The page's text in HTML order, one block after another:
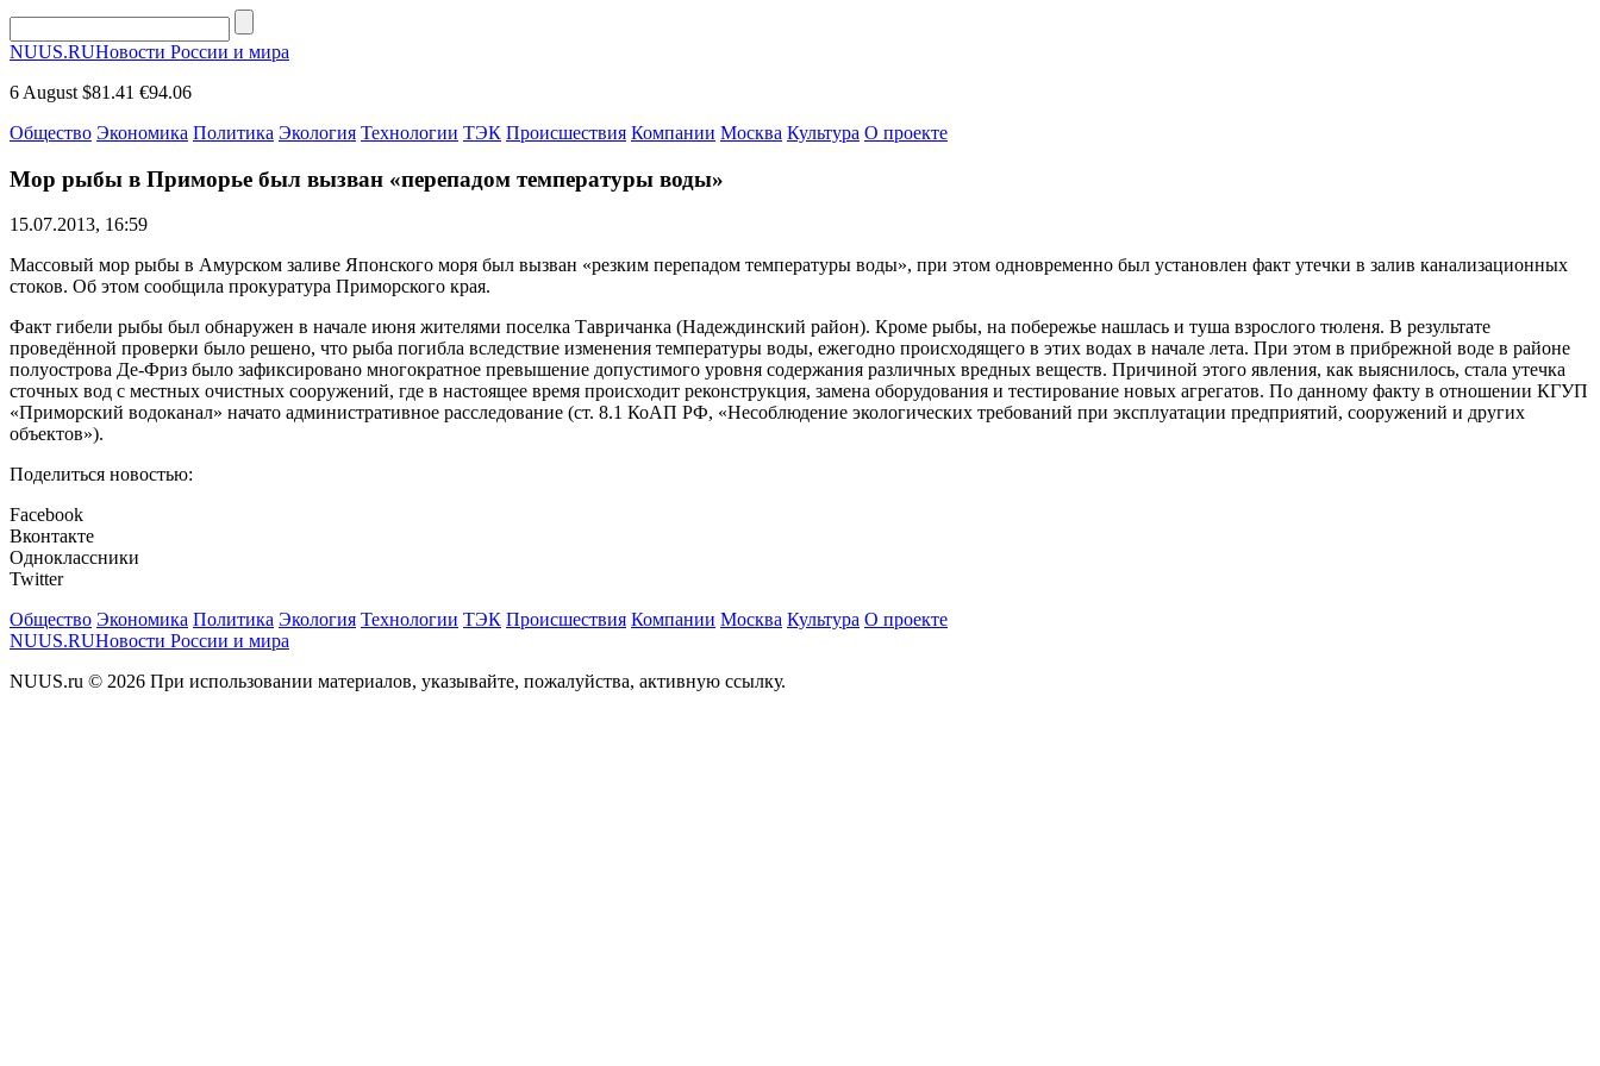
NUUS.RUНовости России и мира
6 August $81.41 €94.06
Общество Экономика Политика Экология Технологии ТЭК Происшествия Компании Москва Культура О проекте
Мор рыбы в Приморье был вызван «перепадом температуры воды»
15.07.2013, 16:59
Массовый мор рыбы в Амурском заливе Японского моря был вызван «резким перепадом температуры воды», при этом одновременно был установлен факт утечки в залив канализационных
стоков. Об этом сообщила прокуратура Приморского края.
Факт гибели рыбы был обнаружен в начале июня жителями поселка Тавричанка (Надеждинский район). Кроме рыбы, на побережье нашлась и туша взрослого тюленя. В результате
проведённой проверки было решено, что рыба погибла вследствие изменения температуры воды, ежегодно происходящего в этих водах в начале лета. При этом в прибрежной воде в районе
полуострова Де-Фриз было зафиксировано многократное превышение допустимого уровня содержания различных вредных веществ. Причиной этого явления, как выяснилось, стала утечка
сточных вод с местных очистных сооружений, где в настоящее время происходит реконструкция, замена оборудования и тестирование новых агрегатов. По данному факту в отношении КГУП
«Приморский водоканал» начато административное расследование (ст. 8.1 КоАП РФ, «Несоблюдение экологических требований при эксплуатации предприятий, сооружений и других
объектов»).
Поделиться новостью:
Facebook
Вконтакте
Одноклассники
Twitter
Общество Экономика Политика Экология Технологии ТЭК Происшествия Компании Москва Культура О проекте
NUUS.RUНовости России и мира
NUUS.ru © 2026 При использовании материалов, указывайте, пожалуйства, активную ссылку.